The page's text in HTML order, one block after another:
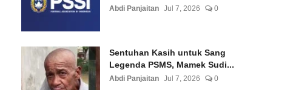
Abdi Panjaitan Jul 7, 2026 0
Sentuhan Kasih untuk Sang
Legenda PSMS, Mamek Sudi...
Abdi Panjaitan Jul 7, 2026 0